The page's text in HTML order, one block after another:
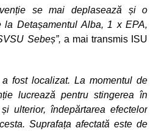
se mai deplasează și o
la Detașamentul Alba, 1 x EPA,
Sebeș”, a mai transmis ISU
a fost localizat. La momentul de
lucrează pentru stingerea în
ulterior, îndepărtarea efectelor
Suprafața afectată este de